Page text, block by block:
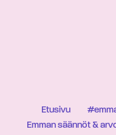
Etusivu
Emman säännöt &